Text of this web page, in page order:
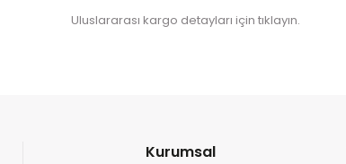
Uluslararası kargo detayları için tıklayın.
Kurumsal